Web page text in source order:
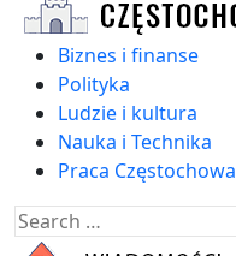
Biznes i finanse
Polityka
Ludzie i kultura
Nauka i Technika
Praca Częstochowa